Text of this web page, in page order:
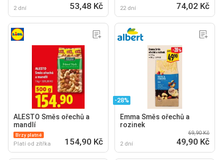
2 dní 53,48 Kč 22 dní 74,02 Kč
ALESTO Směs ořechů a
mandlí
Brzy platné
Platí od zítřka 154,90 Kč
-28%
Emma Směs ořechů a
rozinek
2 dní
69,90 Kč
49,90 Kč